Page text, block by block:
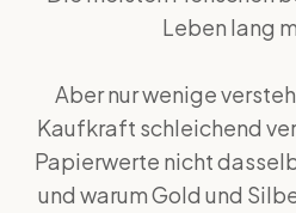
Leben lang
Aber nur wenige
Kaufkraft schleichend
Papierwerte nicht
und warum Gold und